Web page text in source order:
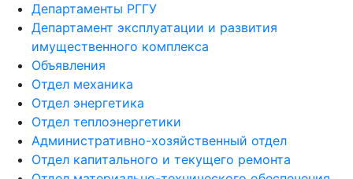
Департаменты РГГУ
Департамент эксплуатации и развития
имущественного комплекса
Объявления
Отдел механика
Отдел энергетика
Отдел теплоэнергетики
Административно-хозяйственный отдел
Отдел капитального и текущего ремонта